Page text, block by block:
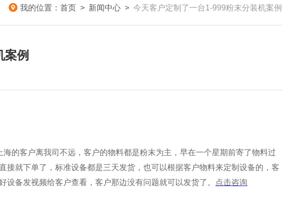
我的位置： 首页 > 新闻中心 > 今天客户定制了一台1-999粉末分装机案例
案例
海的客户离我司不远，客户的物料都是粉末为主，早在一个星期前寄了物料过
接就下单了，标准设备都是三天发货，也可以根据客户物料来定制设备的，客
备发视频给客户查看，客户那边没有问题就可以发货了。
点击咨询